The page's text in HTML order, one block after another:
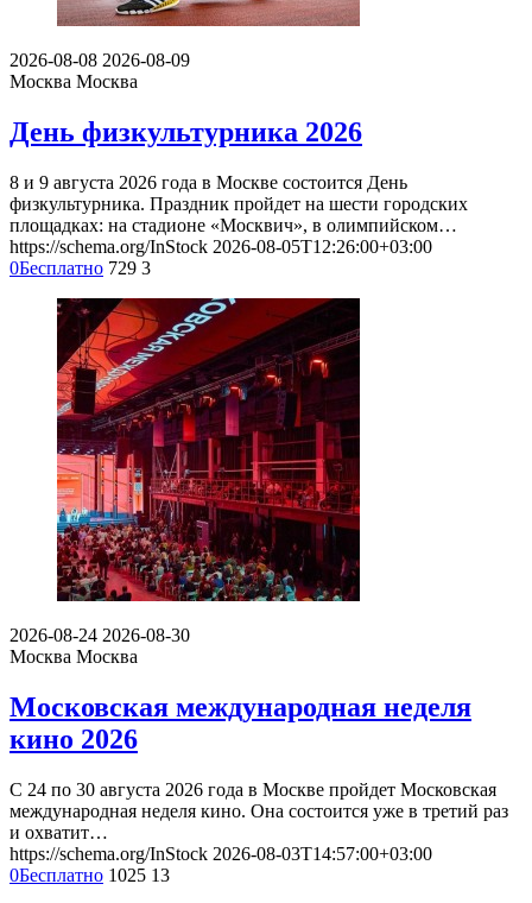
2026-08-08 2026-08-09
Москва Москва
День физкультурника 2026
8 и 9 августа 2026 года в Москве состоится День
физкультурника. Праздник пройдет на шести городских
площадках: на стадионе «Москвич», в олимпийском…
https://schema.org/InStock 2026-08-05T12:26:00+03:00
0Бесплатно 729 3
2026-08-24 2026-08-30
Москва Москва
Московская международная неделя
кино 2026
С 24 по 30 августа 2026 года в Москве пройдет Московская
международная неделя кино. Она состоится уже в третий раз
и охватит…
https://schema.org/InStock 2026-08-03T14:57:00+03:00
0Бесплатно 1025 13